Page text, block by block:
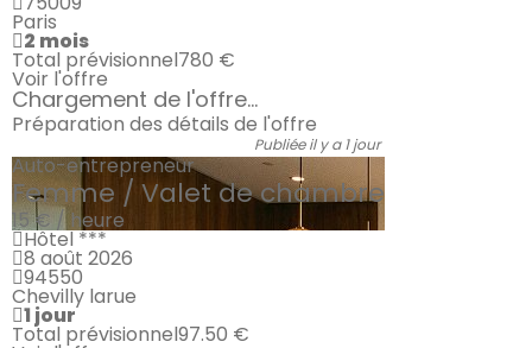
Paris
2 mois
Total prévisionnel780 €
Voir l'offre
Chargement de l'offre...
Préparation des détails de l'offre
Publiée il y a 1 jour
Auto-entrepreneur
Femme / Valet de chambre
15 € / heure
Hôtel ***
8 août 2026
94550
Chevilly larue
1 jour
Total prévisionnel97.50 €